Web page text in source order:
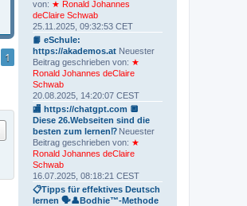
1
von: ★ Ronald Johannes
deClaire Schwab
25.11.2025, 09:32:53 CET
📙 eSchule:
https://akademos.atNeuester
Beitrag geschrieben von: ★
Ronald Johannes deClaire
Schwab
20.08.2025, 14:20:07 CEST
🏬 https://chatgpt.com 🔲
Diese 26.Webseiten sind die
besten zum lernen⁉️Neuester
Beitrag geschrieben von: ★
Ronald Johannes deClaire
Schwab
16.07.2025, 08:18:21 CEST
📋Tipps für effektives Deutsch
lernen 🗣👤Bodhie™-Methode